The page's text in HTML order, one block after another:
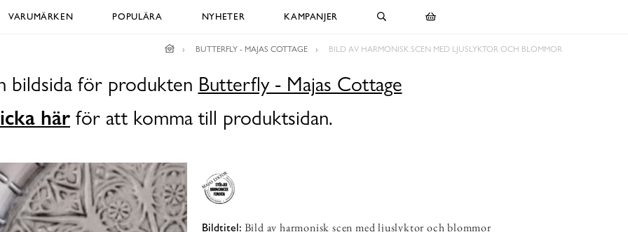
VARUMÄRKEN POPULÄRA NYHETER KAMPANJER
BUTTERFLY - MAJAS COTTAGE BILD AV HARMONISK SCEN MED LJUSLYKTOR OCH BLOMMOR
bildsida för produkten Butterfly - Majas Cottage
här för att komma till produktsidan.
Bildtitel: Bild av harmonisk scen med ljuslyktor och blommor